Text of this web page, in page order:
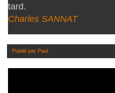
tard.
Charles SANNAT
Publié par Paul